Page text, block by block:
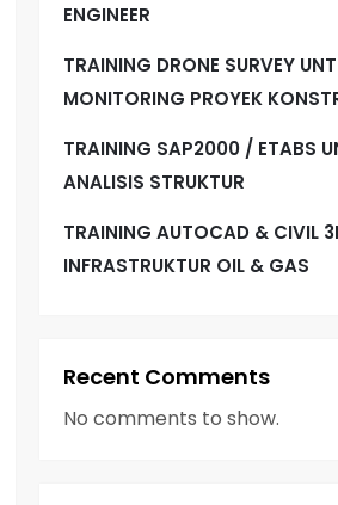
ENGINEER
TRAINING DRONE SURVEY
MONITORING PROYEK
TRAINING SAP2000 / ETABS
ANALISIS STRUKTUR
TRAINING AUTOCAD & CIVIL
INFRASTRUKTUR OIL & GAS
Recent Comments
No comments to show.